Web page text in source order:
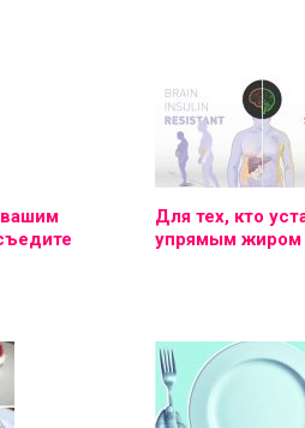
вашим
Для тех, кто
упрямым жиром